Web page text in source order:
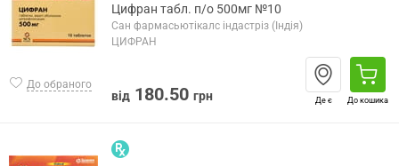
До обраного
Цифран табл. п/о 500мг №10
Сан фармасьютікалс індастріз (Індія)
ЦИФРАН
від 180.50 грн Де є До кошика